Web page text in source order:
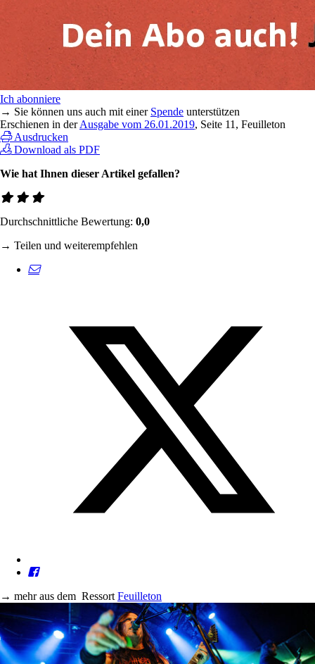
Ich abonniere
→ Sie können uns auch mit einer Spende unterstützen
Erschienen in derAusgabe vom 26.01.2019, Seite 11, Feuilleton
Ausdrucken
Download als PDF
Wie hat Ihnen dieser Artikel gefallen?
Durchschnittliche Bewertung: 0,0
→ Teilen und weiterempfehlen
→ mehr aus dem Ressort Feuilleton